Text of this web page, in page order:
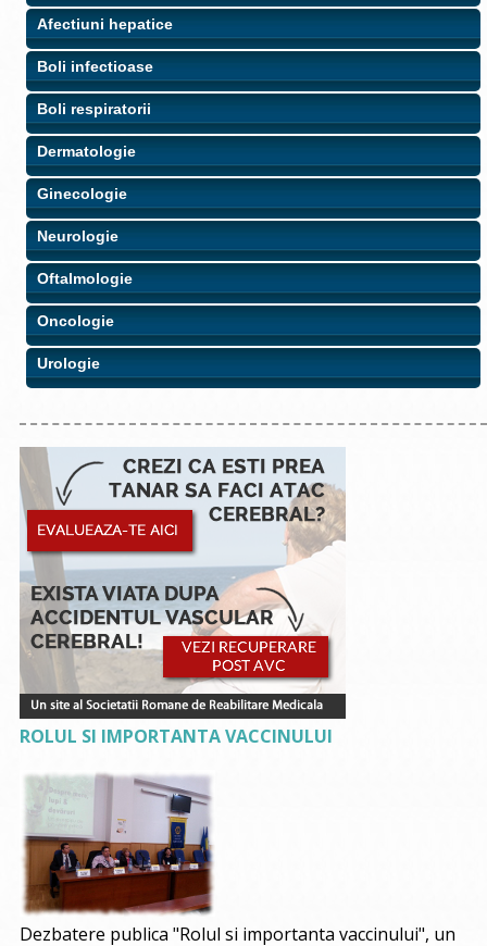
Afectiuni hepatice
Boli infectioase
Boli respiratorii
Dermatologie
Ginecologie
Neurologie
Oftalmologie
Oncologie
Urologie
ROLUL SI IMPORTANTA VACCINULUI
Dezbatere publica "Rolul si importanta vaccinului", un